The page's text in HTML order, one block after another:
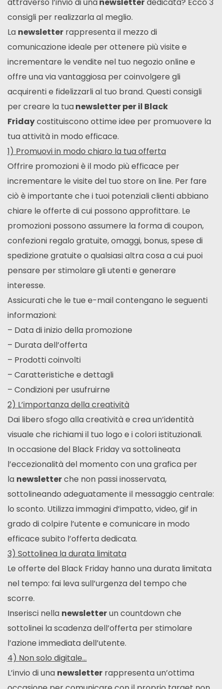
consigli per realizzarla al meglio.
La newsletter rappresenta il mezzo di
comunicazione ideale per ottenere più visite e
incrementare le vendite nel tuo negozio online e
offre una via vantaggiosa per coinvolgere gli
acquirenti e fidelizzarli al tuo brand. Questi consigli
per creare la tuanewsletter per il Black
Fridaycostituiscono ottime idee per promuovere la
tua attività in modo efficace.
1) Promuovi in modo chiaro la tua offerta
Offrire promozioni è il modo più efficace per
incrementare le visite del tuo store on line. Per fare
ciò è importante che i tuoi potenziali clienti abbiano
chiare le offerte di cui possono approfittare. Le
promozioni possono assumere la forma di coupon,
confezioni regalo gratuite, omaggi, bonus, spese di
spedizione gratuite o qualsiasi altra cosa a cui puoi
pensare per stimolare gli utenti e generare
interesse.
Assicurati che le tue e-mail contengano le seguenti
informazioni:
– Data di inizio della promozione
– Durata dell’offerta
– Prodotti coinvolti
– Caratteristiche e dettagli
– Condizioni per usufruirne
2) L’importanza della creatività
Dai libero sfogo alla creatività e crea un’identità
visuale che richiami il tuo logo e i colori istituzionali.
In occasione del Black Friday va sottolineata
l’eccezionalità del momento con una grafica per
la newsletterche non passi inosservata,
sottolineando adeguatamente il messaggio centrale:
lo sconto. Utilizza immagini d’impatto, video, gif in
grado di colpire l’utente e comunicare in modo
efficace subito l’offerta dedicata.
3) Sottolinea la durata limitata
Le offerte del Black Friday hanno una durata limitata
nel tempo: fai leva sull’urgenza del tempo che
scorre.
Inserisci nella newsletterun countdown che
sottolinei la scadenza dell’offerta per stimolare
l’azione immediata dell’utente.
4) Non solo digitale…
L’invio di una newsletter rappresenta un’ottima